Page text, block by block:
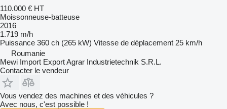
110.000 € HT
Moissonneuse-batteuse
2016
1.719 m/h
Puissance 360 ch (265 kW) Vitesse de déplacement 25 km/h
Roumanie
Mewi Import Export Agrar Industrietechnik S.R.L.
Contacter le vendeur
Vous vendez des machines et des véhicules ?
Avec nous, c'est possible !